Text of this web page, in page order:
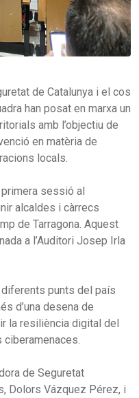
de Catalunya i el cos
han posat en marxa un
amb l’objectiu de
en matèria de
locals.
sessió al
alcaldes i càrrecs
de Tarragona. Aquest
a l’Auditori Josep Irla
punts del país
d’una desena de
la resiliència digital del
ciberamenaces.
de Seguretat
Dolors Vázquez Pérez, i